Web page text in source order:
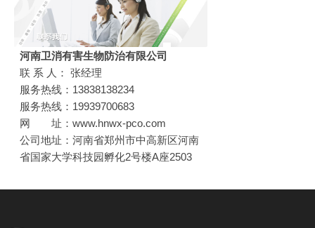
河南卫消有害生物防治有限公司
联 系 人： 张经理
服务热线：13838138234
服务热线：19939700683
网 址：www.hnwx-pco.com
公司地址：河南省郑州市中高新区河南
省国家大学科技园孵化2号楼A座2503